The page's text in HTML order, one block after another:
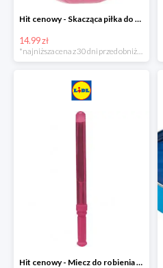
Hit cenowy - Skacząca piłka do wody lub superskacząca piłka
14.99 zł
*najniższa cena z 30 dni przed obniżką
Hit cenowy - Miecz do robienia baniek mydlanych